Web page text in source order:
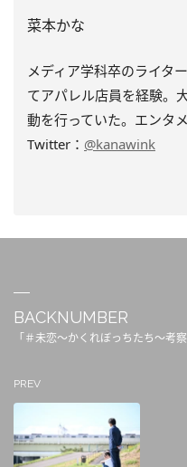
菜本かな
メディア学科卒のライタ
てアパレル店員を経験。
動を行っていた。エンタ
Twitter： @kanawink
BACKNUMBER
「＃未恋～かくれぼっちたち～考
PREV